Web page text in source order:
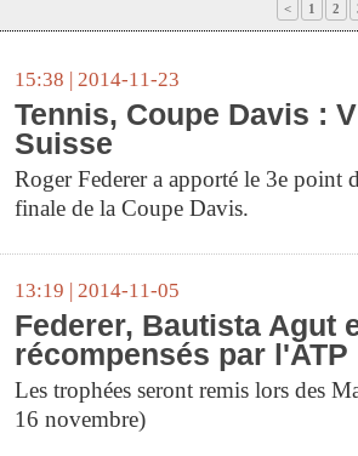
< 1 2
15:38 | 2014-11-23
Tennis, Coupe Davis :
Suisse
Roger Federer a apporté le 3e point
finale de la Coupe Davis.
13:19 | 2014-11-05
Federer, Bautista Agut
récompensés par l'ATP
Les trophées seront remis lors des
16 novembre)